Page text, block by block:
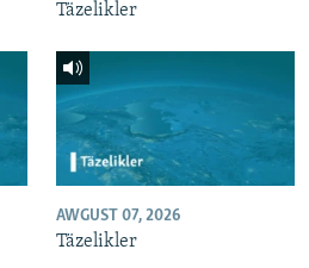
Täzelikler
AWGUST 07, 2026
Täzelikler